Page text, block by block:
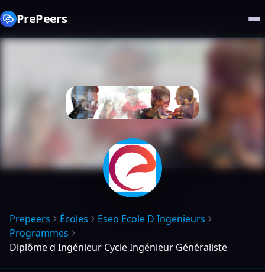
PrePeers
Prepeers Écoles
Eseo Ecole D Ingenieurs
Programmes
Diplôme d Ingénieur Cycle Ingénieur Généraliste